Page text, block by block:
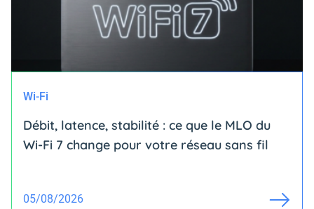
Wi-Fi
Débit, latence, stabilité : ce que le MLO du
Wi-Fi 7 change pour votre réseau sans fil
05/08/2026